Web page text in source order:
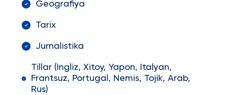
Geografiya
Tarix
Jurnalistika
Tillar (Ingliz, Xitoy, Yapon, Italyan,
Frantsuz, Portugal, Nemis, Tojik, Arab,
Rus)